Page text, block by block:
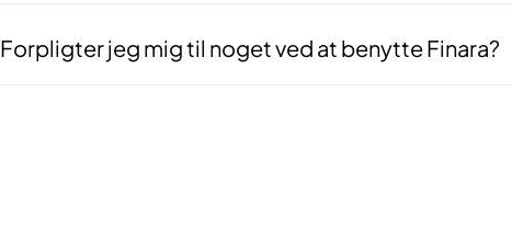
Forpligter jeg mig til noget ved at benytte Finara?